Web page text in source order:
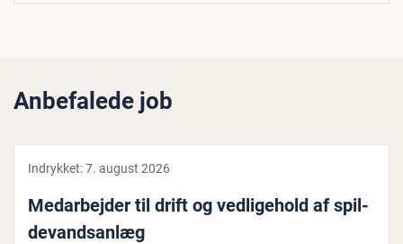
Anbefalede job
Indrykket:7. august 2026
Me­d­ar­bej­der til drift og ved­li­ge­hold af spil­
de­vands­an­læg